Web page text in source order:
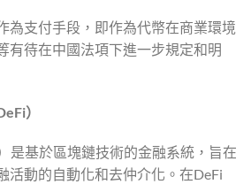
為支付手段，即作為代幣在商業環境
有待在中國法項下進一步規定和明
）
是基於區塊鏈技術的金融系統，旨在
活動的自動化和去仲介化。在DeFi